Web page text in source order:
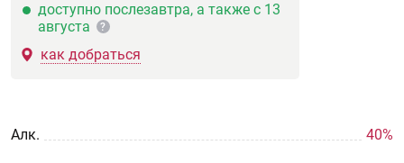
доступно послезавтра, а также с 13
августа
?
как добраться
Aлк. 40%